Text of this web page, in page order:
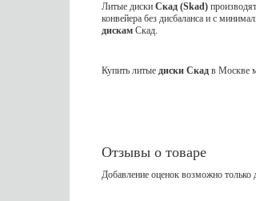
Литые диски Скад (Skad)
конвейера без дисбаланса и с
дискам Скад.
Купить литые диски Скад в Москве
Отзывы о товаре
Добавление оценок возможно только